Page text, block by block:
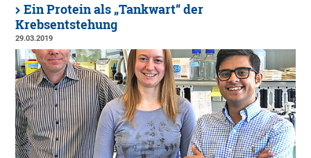
Ein Protein als „Tankwart“ der
Krebsentstehung
29.03.2019